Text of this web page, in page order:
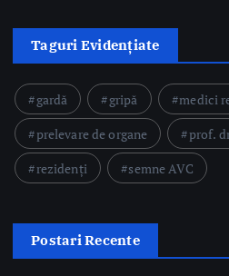
Postari Recente
CNAS organizează
reprezentative din
Contractului-cadru în
by Briana Teodorescu
Ministerul Sănătății: 49 de
această săptămână
ANT: Trei prelevări de